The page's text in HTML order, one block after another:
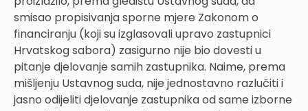
smisao propisivanja sporne mjere Zakonom o
financiranju (koji su izglasovali upravo zastupnici
Hrvatskog sabora) zasigurno nije bio dovesti u
pitanje djelovanje samih zastupnika. Naime, prema
mišljenju Ustavnog suda, nije jednostavno razlučiti i
jasno odijeliti djelovanje zastupnika od same izborne